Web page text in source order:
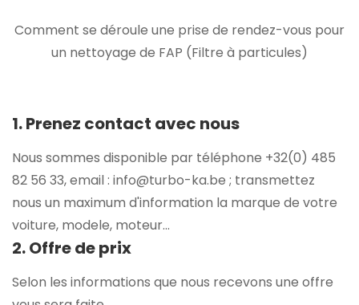
Comment se déroule une prise de rendez-vous pour
un nettoyage de FAP (Filtre à particules)
1. Prenez contact avec nous
Nous sommes disponible par téléphone +32(0) 485
82 56 33, email : info@turbo-ka.be ; transmettez
nous un maximum d'information la marque de votre
voiture, modele, moteur...
2. Offre de prix
Selon les informations que nous recevons une offre